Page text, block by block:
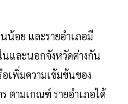
อย และรายอำเภอมี
นและนอกจังหวัดต่างกัน
เพิ่มความเข้มข้นของ
ตามเกณฑ์ รายอำเภอได้